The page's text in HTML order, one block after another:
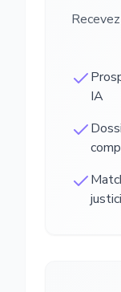
IA